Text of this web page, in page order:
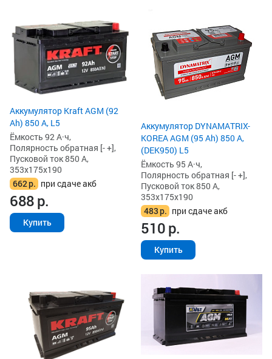
Аккумулятор Kraft AGM (92
Ah) 850 А, L5
Ёмкость 92 А·ч,
Полярность обратная [- +],
Пусковой ток 850 А,
353x175x190
662р. при сдаче акб
688р.
Купить
Аккумулятор DYNAMATRIX-
KOREA AGM (95 Ah) 850 А,
(DEK950) L5
Ёмкость 95 А·ч,
Полярность обратная [- +],
Пусковой ток 850 А,
353x175x190
483р. при сдаче акб
510р.
Купить